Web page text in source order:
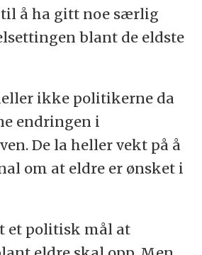
til å ha gitt noe særlig
blant de eldste
ikke politikerne da
endringen i
De la heller vekt på å
om at eldre er ønsket i
et politisk mål at